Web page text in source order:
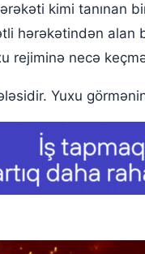
kimi tanınan
hərəkətindən
rejiminə necə
Yuxu